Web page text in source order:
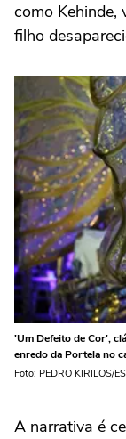
como Kehinde,
filho
'Um Defeito de Cor',
enredo da Portela no
Foto: PEDRO KIRILOS/
A narrativa é